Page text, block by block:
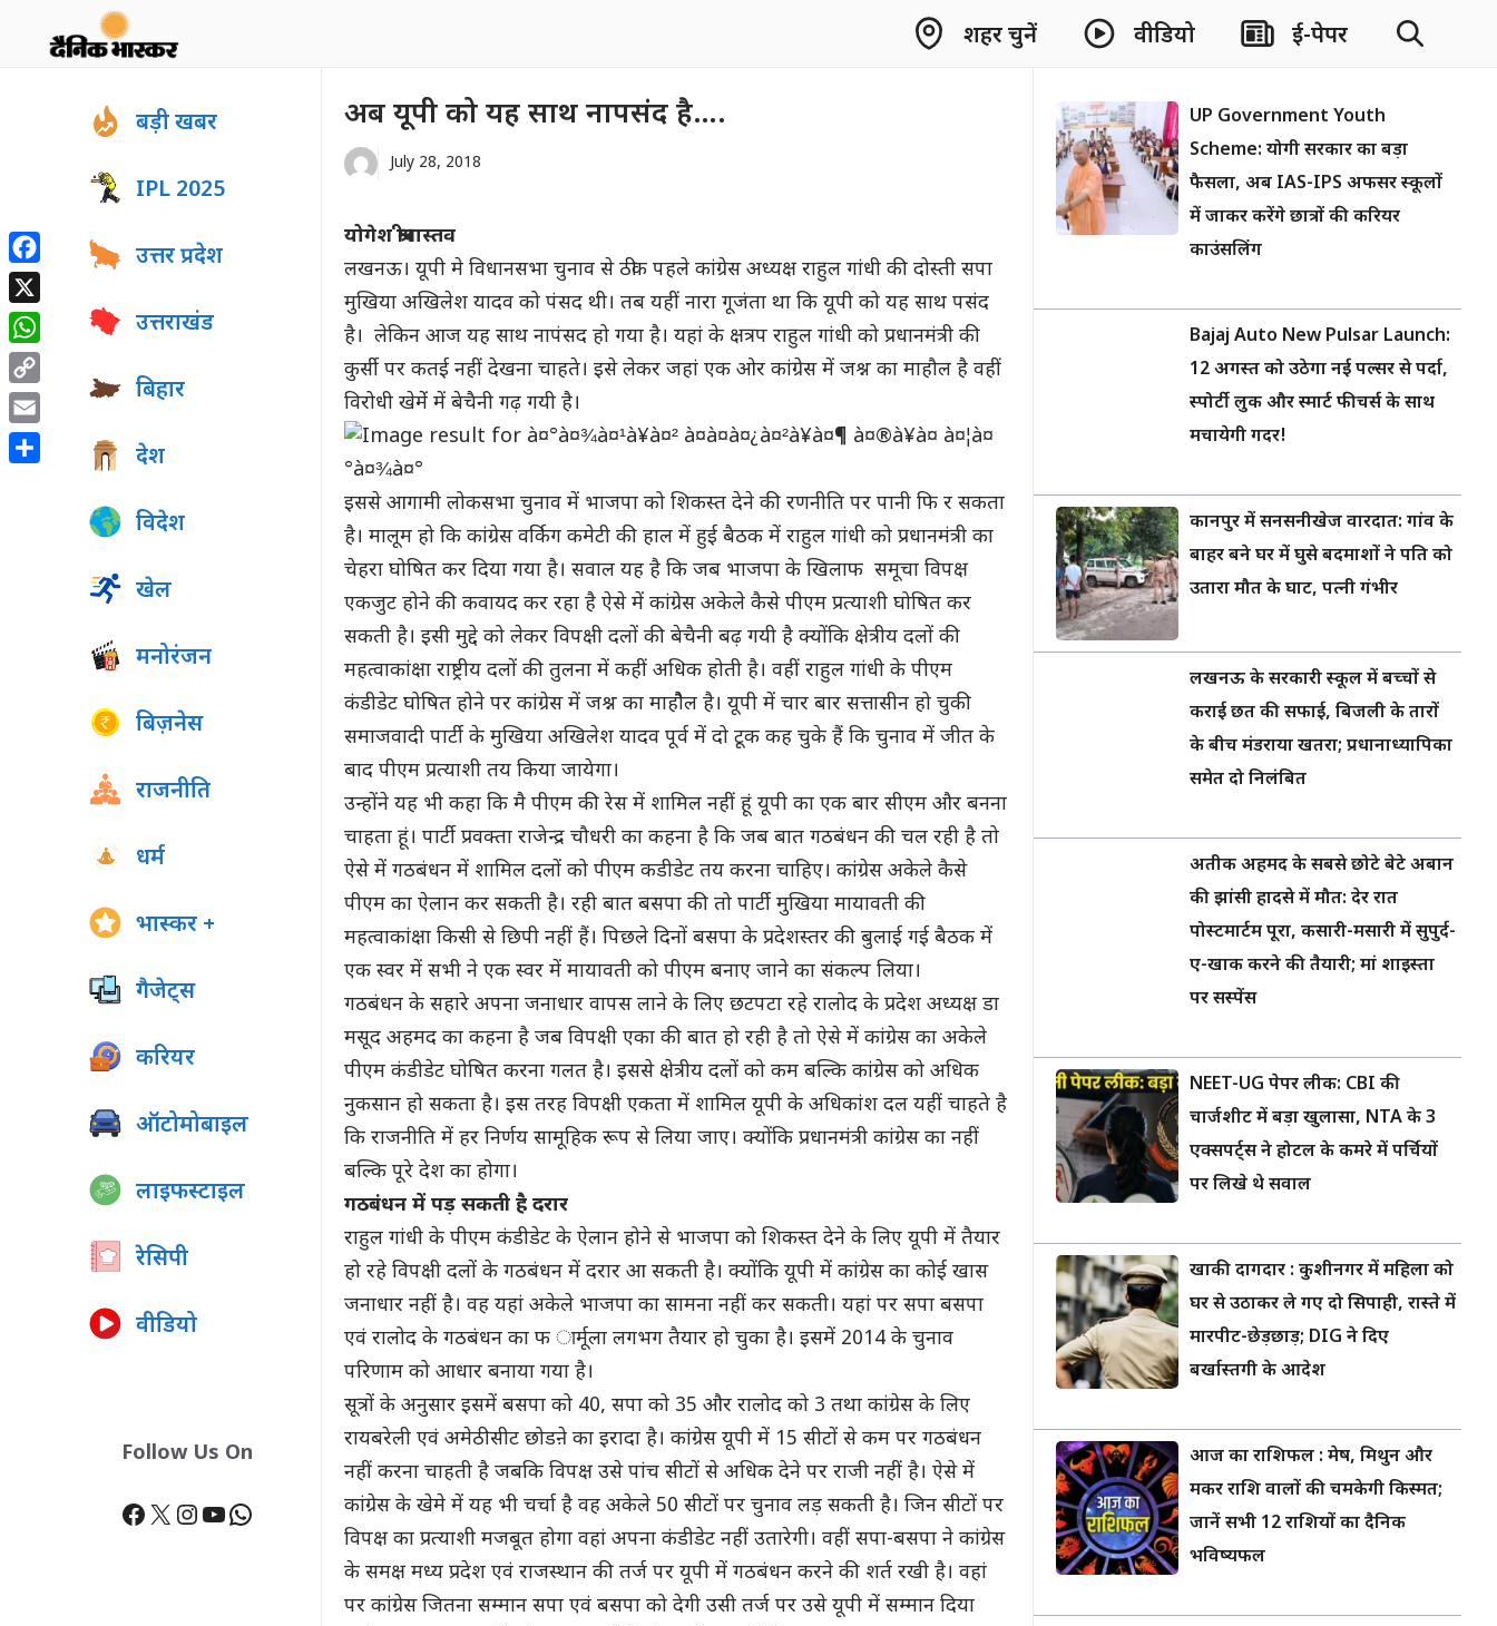
शहर चुनें वीडियो ई-पेपर
अब यूपी को यह साथ नापसंद है….
July 28, 2018
योगेश श्रीवास्तव
लखनऊ। यूपी मे विधानसभा चुनाव से ठीक पहले कांग्रेस अध्यक्ष राहुल गांधी की दोस्ती सपा
मुखिया अखिलेश यादव को पंसद थी। तब यहीं नारा गूजंता था कि यूपी को यह साथ पसंद
है। लेकिन आज यह साथ नापंसद हो गया है। यहां के क्षत्रप राहुल गांधी को प्रधानमंत्री की
कुर्सी पर कतई नहीं देखना चाहते। इसे लेकर जहां एक ओर कांग्रेस में जश्न का माहौल है वहीं
विरोधी खेमेंं में बेचैनी गढ़ गयी है।
इससे आगामी लोकसभा चुनाव में भाजपा को शिकस्त देने की रणनीति पर पानी फि र सकता
है। मालूम हो कि कांग्रेस वर्किग कमेटी की हाल में हुई बैठक में राहुल गांधी को प्रधानमंत्री का
चेहरा घोषित कर दिया गया है। सवाल यह है कि जब भाजपा के खिलाफ समूचा विपक्ष
एकजुट होने की कवायद कर रहा है ऐसे में कांग्रेस अकेले कैसे पीएम प्रत्याशी घोषित कर
सकती है। इसी मुद्दे को लेकर विपक्षी दलों की बेचैनी बढ़ गयी है क्योंकि क्षेत्रीय दलों की
महत्वाकांक्षा राष्ट्रीय दलों की तुलना में कहीं अधिक होती है। वहीं राहुल गांधी के पीएम
कंडीडेट घोषित होने पर कांग्रेस में जश्न का माहौैल है। यूपी में चार बार सत्तासीन हो चुकी
समाजवादी पार्टी के मुखिया अखिलेश यादव पूर्व में दो टूक कह चुके हैं कि चुनाव में जीत के
बाद पीएम प्रत्याशी तय किया जायेगा।
उन्होंने यह भी कहा कि मै पीएम की रेस में शामिल नहीं हूं यूपी का एक बार सीएम और बनना
चाहता हूं। पार्टी प्रवक्ता राजेन्द्र चौधरी का कहना है कि जब बात गठबंधन की चल रही है तो
ऐसे में गठबंधन में शामिल दलों को पीएम कडीडेट तय करना चाहिए। कांग्रेस अकेले कैसे
पीएम का ऐलान कर सकती है। रही बात बसपा की तो पार्टी मुखिया मायावती की
महत्वाकांक्षा किसी से छिपी नहीं हैं। पिछले दिनों बसपा के प्रदेशस्तर की बुलाई गई बैठक में
एक स्वर में सभी ने एक स्वर में मायावती को पीएम बनाए जाने का संकल्प लिया।
गठबंधन के सहारे अपना जनाधार वापस लाने के लिए छटपटा रहे रालोद के प्रदेश अध्यक्ष डा
मसूद अहमद का कहना है जब विपक्षी एका की बात हो रही है तो ऐसे में कांग्रेस का अकेले
पीएम कंडीडेट घोषित करना गलत है। इससे क्षेत्रीय दलों को कम बल्कि कांग्रेस को अधिक
नुकसान हो सकता है। इस तरह विपक्षी एकता में शामिल यूपी के अधिकांश दल यहीं चाहते है
कि राजनीति में हर निर्णय सामूहिक रूप से लिया जाए। क्योंकि प्रधानमंत्री कांग्रेस का नहीं
बल्कि पूरे देश का होगा।
गठबंधन में पड़ सकती है दरार
राहुल गांधी के पीएम कंडीडेट के ऐलान होने से भाजपा को शिकस्त देने के लिए यूपी में तैयार
हो रहे विपक्षी दलों के गठबंधन में दरार आ सकती है। क्योंकि यूपी में कांग्रेस का कोई खास
जनाधार नहीं है। वह यहां अकेले भाजपा का सामना नहीं कर सकती। यहां पर सपा बसपा
एवं रालोद के गठबंधन का फ ार्मूला लगभग तैयार हो चुका है। इसमें 2014 के चुनाव
परिणाम को आधार बनाया गया है।
सूत्रों के अनुसार इसमें बसपा को 40, सपा को 35 और रालोद को 3 तथा कांग्रेस के लिए
रायबरेली एवं अमेठी सीट छोडऩे का इरादा है। कांग्रेस यूपी में 15 सीटों से कम पर गठबंधन
नहीं करना चाहती है जबकि विपक्ष उसे पांच सीटों से अधिक देने पर राजी नहीं है। ऐसे में
कांग्रेस के खेमे में यह भी चर्चा है वह अकेले 50 सीटों पर चुनाव लड़ सकती है। जिन सीटों पर
विपक्ष का प्रत्याशी मजबूत होगा वहां अपना कंडीडेट नहीं उतारेगी। वहीं सपा-बसपा ने कांग्रेस
के समक्ष मध्य प्रदेश एवं राजस्थान की तर्ज पर यूपी में गठबंधन करने की शर्त रखी है। वहां
पर कांग्रेस जितना सम्मान सपा एवं बसपा को देगी उसी तर्ज पर उसे यूपी में सम्मान दिया
बड़ी खबर
IPL 2025
उत्तर प्रदेश
उत्तराखंड
बिहार
देश
विदेश
खेल
मनोरंजन
बिज़नेस
राजनीति
धर्म
भास्कर +
गैजेट्स
करियर
ऑटोमोबाइल
लाइफस्टाइल
रेसिपी
वीडियो
Follow Us On
Facebook
X Instagram
YouTube
WhatsApp
UP Government Youth
Scheme: योगी सरकार का बड़ा
फैसला, अब IAS-IPS अफसर स्कूलों
में जाकर करेंगे छात्रों की करियर
काउंसलिंग
Bajaj Auto New Pulsar Launch:
12 अगस्त को उठेगा नई पल्सर से पर्दा,
स्पोर्टी लुक और स्मार्ट फीचर्स के साथ
मचायेगी गदर!
कानपुर में सनसनीखेज वारदात: गांव के
बाहर बने घर में घुसे बदमाशों ने पति को
उतारा मौत के घाट, पत्नी गंभीर
लखनऊ के सरकारी स्कूल में बच्चों से
कराई छत की सफाई, बिजली के तारों
के बीच मंडराया खतरा; प्रधानाध्यापिका
समेत दो निलंबित
अतीक अहमद के सबसे छोटे बेटे अबान
की झांसी हादसे में मौत: देर रात
पोस्टमार्टम पूरा, कसारी-मसारी में सुपुर्द-
ए-खाक करने की तैयारी; मां शाइस्ता
पर सस्पेंस
NEET-UG पेपर लीक: CBI की
चार्जशीट में बड़ा खुलासा, NTA के 3
एक्सपर्ट्स ने होटल के कमरे में पर्चियों
पर लिखे थे सवाल
खाकी दागदार : कुशीनगर में महिला को
घर से उठाकर ले गए दो सिपाही, रास्ते में
मारपीट-छेड़छाड़; DIG ने दिए
बर्खास्तगी के आदेश
आज का राशिफल : मेष, मिथुन और
मकर राशि वालों की चमकेगी किस्मत;
जानें सभी 12 राशियों का दैनिक
भविष्यफल
Facebook
X
WhatsApp
Copy
Link
Email